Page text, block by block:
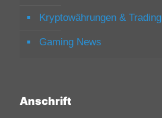
Kryptowährungen & Trading
Gaming News
Anschrift